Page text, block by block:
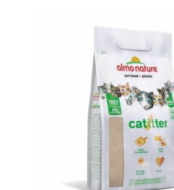
Оформление заказа